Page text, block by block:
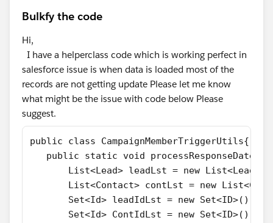
Bulkfy the code
Hi,
I have a helperclass code which is working perfect in
salesforce issue is when data is loaded most of the
records are not getting update Please let me know
what might be the issue with code below Please
suggest.
public class CampaignMemberTriggerUtils{
public static void
List<Lead> leadLst = new
List<Contact> contLst = new
       Set<Id> leadIdLst = new Set<ID>();
       Set<Id> ContIdLst = new Set<ID>();